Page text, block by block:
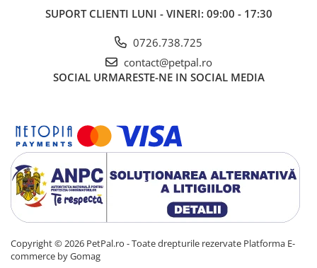
SUPORT CLIENTI LUNI - VINERI: 09:00 - 17:30
0726.738.725
contact@petpal.ro
SOCIAL URMARESTE-NE IN SOCIAL MEDIA
Copyright © 2026 PetPal.ro - Toate drepturile rezervate Platforma E-
commerce by Gomag